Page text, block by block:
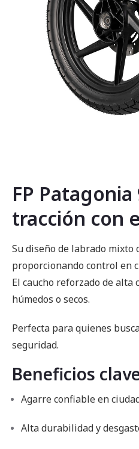
la
galería
de
imágenes
FP
tracción con
Su diseño de labrado
proporcionando control en
El caucho reforzado de
húmedos o secos.
Perfecta para quienes
seguridad.
Beneficios
Agarre confiable en
Alta durabilidad y